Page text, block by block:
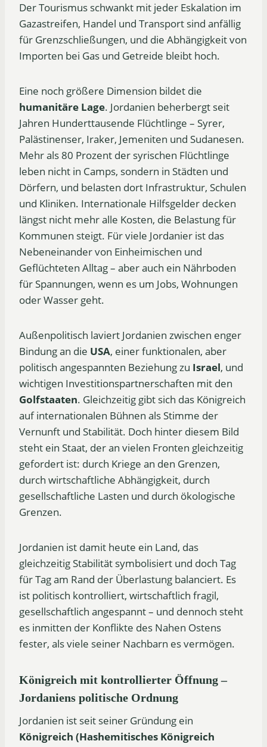
Der Tourismus schwankt mit jeder Eskalation im
Gazastreifen, Handel und Transport sind anfällig
für Grenzschließungen, und die Abhängigkeit von
Importen bei Gas und Getreide bleibt hoch.
Eine noch größere Dimension bildet die
humanitäre Lage. Jordanien beherbergt seit
Jahren Hunderttausende Flüchtlinge – Syrer,
Palästinenser, Iraker, Jemeniten und Sudanesen.
Mehr als 80 Prozent der syrischen Flüchtlinge
leben nicht in Camps, sondern in Städten und
Dörfern, und belasten dort Infrastruktur, Schulen
und Kliniken. Internationale Hilfsgelder decken
längst nicht mehr alle Kosten, die Belastung für
Kommunen steigt. Für viele Jordanier ist das
Nebeneinander von Einheimischen und
Geflüchteten Alltag – aber auch ein Nährboden
für Spannungen, wenn es um Jobs, Wohnungen
oder Wasser geht.
Außenpolitisch laviert Jordanien zwischen enger
Bindung an die USA, einer funktionalen, aber
politisch angespannten Beziehung zu Israel, und
wichtigen Investitionspartnerschaften mit den
Golfstaaten. Gleichzeitig gibt sich das Königreich
auf internationalen Bühnen als Stimme der
Vernunft und Stabilität. Doch hinter diesem Bild
steht ein Staat, der an vielen Fronten gleichzeitig
gefordert ist: durch Kriege an den Grenzen,
durch wirtschaftliche Abhängigkeit, durch
gesellschaftliche Lasten und durch ökologische
Grenzen.
Jordanien ist damit heute ein Land, das
gleichzeitig Stabilität symbolisiert und doch Tag
für Tag am Rand der Überlastung balanciert. Es
ist politisch kontrolliert, wirtschaftlich fragil,
gesellschaftlich angespannt – und dennoch steht
es inmitten der Konflikte des Nahen Ostens
fester, als viele seiner Nachbarn es vermögen.
Königreich mit kontrollierter Öffnung –
Jordaniens politische Ordnung
Jordanien ist seit seiner Gründung ein
Königreich (Hashemitisches Königreich